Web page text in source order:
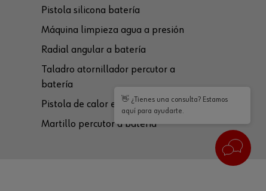
Pistola silicona batería
Máquina limpieza agua a presión
Radial angular a batería
Taladro atornillador percutor a
batería
Pistola de calor eléctrica
Martillo percutor a batería
👋 ¿Tienes una consulta? Estamos
aquí para ayudarte.